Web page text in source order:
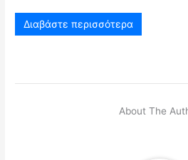
Διαβάστε περισσότερα
About The